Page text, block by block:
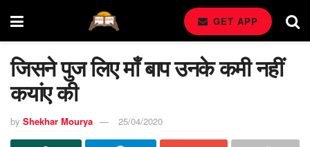
GET APP
जिसने पुज लिए माँ बाप उनके कमी नहीं
कयांए की
by Shekhar Mourya 25/04/2020